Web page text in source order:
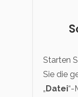
Starten
Sie die
„Datei“-